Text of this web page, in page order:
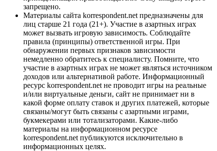
запрещено.
Материалы сайта korrespondent.net предназначены для
лиц старше 21 года (21+). Участие в азартных играх
может вызвать игровую зависимость. Соблюдайте
правила (принципы) ответственной игры. При
обнаружении первых признаков зависимости
немедленно обратитесь к специалисту. Помните, что
участие в азартных играх не может являться источником
доходов или альтернативой работе. Информационный
ресурс korrespondent.net не проводит игры на реальные
и/или виртуальные деньги, сайт не принимает ни в
какой форме оплату ставок и других платежей, которые
связаны/могут быть связаны с азартными играми,
букмекерами или тотализаторами. Какие-либо
материалы на информационном ресурсе
korrespondent.net публикуются исключительно в
информационных целях.